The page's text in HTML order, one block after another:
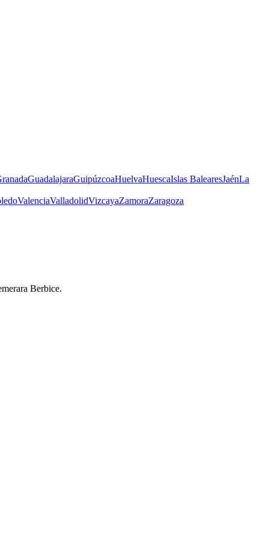
GuadalajaraGuipúzcoaHuelvaHuescaIslas BalearesJaénLa
ValenciaValladolidVizcayaZamoraZaragoza
Berbice.